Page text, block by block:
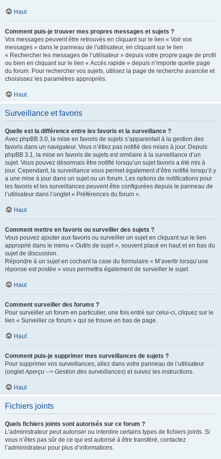
Haut
Comment puis-je trouver mes propres messages et sujets ?
Vos messages peuvent être retrouvés en cliquant sur le lien « Voir vos
messages » dans le panneau de l’utilisateur, en cliquant sur le lien
« Rechercher les messages de l’utilisateur » depuis votre propre page de profil
ou bien en cliquant sur le lien « Accès rapide » depuis n’importe quelle page
du forum. Pour rechercher vos sujets, utilisez la page de recherche avancée et
choisissez les paramètres appropriés.
Haut
Surveillance et favoris
Quelle est la différence entre les favoris et la surveillance ?
Avec phpBB 3.0, la mise en favoris de sujets s’apparentait à la gestion des
favoris dans un navigateur. Vous n’étiez pas notifié des mises à jour. Depuis
phpBB 3.1, la mise en favoris de sujets est similaire à la surveillance d’un
sujet. Vous pouvez désormais être notifié lorsqu’un sujet favoris a été mis à
jour. Cependant, la surveillance vous permet également d’être notifié lorsqu’il y
a une mise à jour dans un sujet ou un forum. Les options de notifications pour
les favoris et les surveillances peuvent être configurées depuis le panneau de
l’utilisateur dans l’onglet « Préférences du forum ».
Haut
Comment mettre en favoris ou surveiller des sujets ?
Vous pouvez ajouter aux favoris ou surveiller un sujet en cliquant sur le lien
approprié dans le menu « Outils de sujet », souvent placé en haut et en bas du
sujet de discussion.
Répondre à un sujet en cochant la case du formulaire « M’avertir lorsqu’une
réponse est postée » vous permettra également de surveiller le sujet.
Haut
Comment surveiller des forums ?
Pour surveiller un forum en particulier, une fois entré sur celui-ci, cliquez sur le
lien « Surveiller ce forum » qui se trouve en bas de page.
Haut
Comment puis-je supprimer mes surveillances de sujets ?
Pour supprimer vos surveillances, allez dans votre panneau de l’utilisateur
(ongletAperçu --> Gestion des surveillances) et suivez les instructions.
Haut
Fichiers joints
Quels fichiers joints sont autorisés sur ce forum ?
L’administrateur peut autoriser ou interdire certains types de fichiers joints. Si
vous n’êtes pas sûr de ce qui est autorisé à être transféré, contactez
l’administrateur pour plus d’informations.